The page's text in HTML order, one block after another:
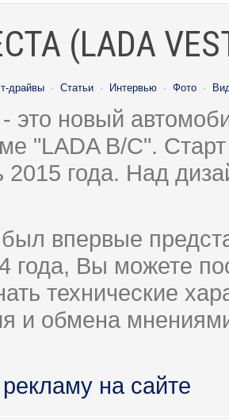
(LADA
драйвы · Статьи · Интервью · Фото ·
это новый
"LADA B/C".
2015 года. Над
впервые
года, Вы можете
технические
и обмена
на сайте